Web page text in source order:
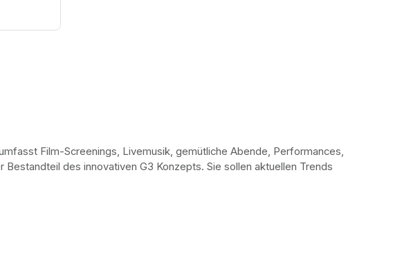
Film-Screenings, Livemusik, gemütliche Abende, Performances,
des innovativen G3 Konzepts. Sie sollen aktuellen Trends